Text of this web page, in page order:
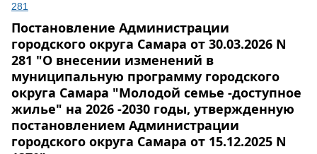
281
Постановление Администрации
городского округа Самара от 30.03.2026 N
281 "О внесении изменений в
муниципальную программу городского
округа Самара "Молодой семье -доступное
жилье" на 2026 -2030 годы, утвержденную
постановлением Администрации
городского округа Самара от 15.12.2025 N